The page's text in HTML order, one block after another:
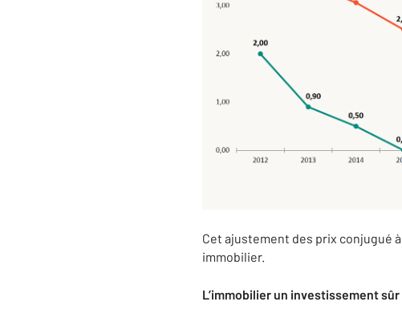
Cet ajustement des prix conjugué
immobilier.
L’immobilier un investissement sûr